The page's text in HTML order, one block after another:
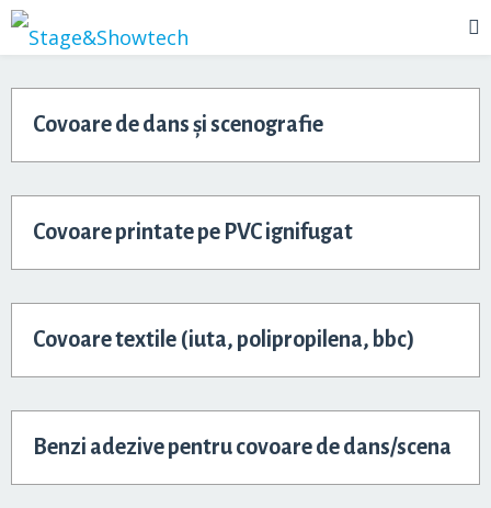
Covoare de dans și scenografie
Covoare printate pe PVC ignifugat
Covoare textile (iuta, polipropilena, bbc)
Benzi adezive pentru covoare de dans/scena